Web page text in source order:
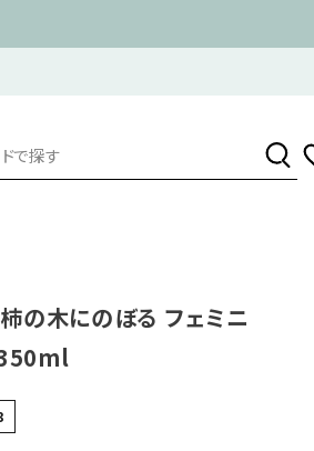
の木にのぼる フェミニ
350ml